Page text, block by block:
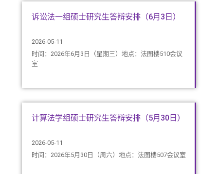
诉讼法一组硕士研究生答辩安排（6月3日）
2026-05-11
时间：2026年6月3日（星期三）地点：法图楼510会议
室
计算法学组硕士研究生答辩安排（5月30日）
2026-05-11
时间：2026年5月30日（周六）地点：法图楼507会议室